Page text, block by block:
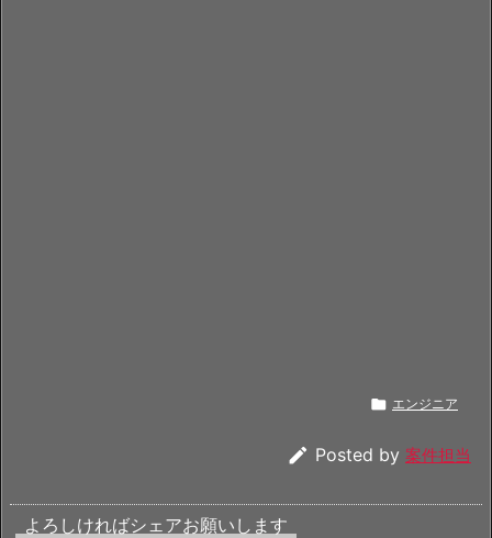
 エンジニア
 Posted by 案件担当
よろしければシェアお願いします